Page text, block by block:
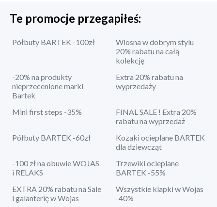
Te promocje przegapiłeś:
Półbuty BARTEK -100zł
Wiosna w dobrym stylu
20% rabatu na całą
kolekcję
-20% na produkty
nieprzecenione marki
Bartek
Extra 20% rabatu na
wyprzedaży
Mini first steps -35%
FINAL SALE ! Extra 20%
rabatu na wyprzedaż
Półbuty BARTEK -60zł
Kozaki ocieplane BARTEK
dla dziewcząt
-100 zł na obuwie WOJAS
i RELAKS
Trzewiki ocieplane
BARTEK -55%
EXTRA 20% rabatu na Sale
i galanterię w Wojas
Wszystkie klapki w Wojas
-40%